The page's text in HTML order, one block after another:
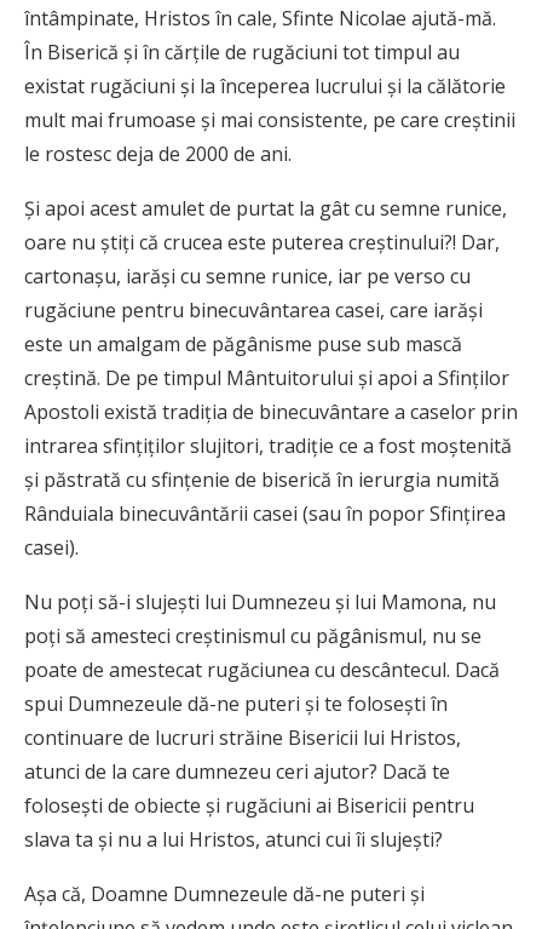
întâmpinate, Hristos în cale, Sfinte Nicolae ajută-mă.
În Biserică şi în cărţile de rugăciuni tot timpul au
existat rugăciuni şi la începerea lucrului şi la călătorie
mult mai frumoase şi mai consistente, pe care creştinii
le rostesc deja de 2000 de ani.
Şi apoi acest amulet de purtat la gât cu semne runice,
oare nu ştiţi că crucea este puterea creştinului?! Dar,
cartonaşu, iarăşi cu semne runice, iar pe verso cu
rugăciune pentru binecuvântarea casei, care iarăşi
este un amalgam de păgânisme puse sub mască
creştină. De pe timpul Mântuitorului şi apoi a Sfinţilor
Apostoli există tradiţia de binecuvântare a caselor prin
intrarea sfinţiţilor slujitori, tradiţie ce a fost moştenită
şi păstrată cu sfinţenie de biserică în ierurgia numită
Rânduiala binecuvântării casei (sau în popor Sfinţirea
casei).
Nu poţi să-i slujeşti lui Dumnezeu şi lui Mamona, nu
poţi să amesteci creştinismul cu păgânismul, nu se
poate de amestecat rugăciunea cu descântecul. Dacă
spui Dumnezeule dă-ne puteri şi te foloseşti în
continuare de lucruri străine Bisericii lui Hristos,
atunci de la care dumnezeu ceri ajutor? Dacă te
foloseşti de obiecte şi rugăciuni ai Bisericii pentru
slava ta şi nu a lui Hristos, atunci cui îi slujeşti?
Aşa că, Doamne Dumnezeule dă-ne puteri şi